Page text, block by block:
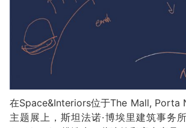
在Space&Interiors位于The Mall, Porta
主题展上，斯坦法诺·博埃里建筑事务